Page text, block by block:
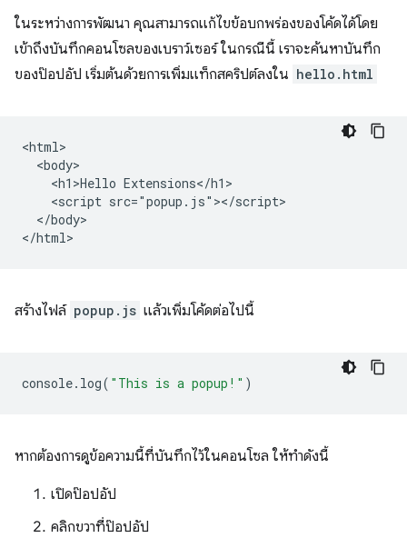
ในระหว่างการพัฒนา คุณสามารถแก้ไขข้อบกพร่องของโค้ดได้โดย
เข้าถึงบันทึกคอนโซลของเบราว์เซอร์ ในกรณีนี้ เราจะค้นหาบันทึก
ของป๊อปอัป เริ่มต้นด้วยการเพิ่มแท็กสคริปต์ลงใน hello.html
<html>
  <body>
    <h1>Hello Extensions</h1>
    <script src="popup.js"></script>
  </body>
สร้างไฟล์ popup.js แล้วเพิ่มโค้ดต่อไปนี้
console. log( "This is a popup!" )
หากต้องการดูข้อความนี้ที่บันทึกไว้ในคอนโซล ให้ทำดังนี้
เปิดป๊อปอัป
คลิกขวาที่ป๊อปอัป